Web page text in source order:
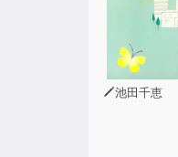
池田千恵